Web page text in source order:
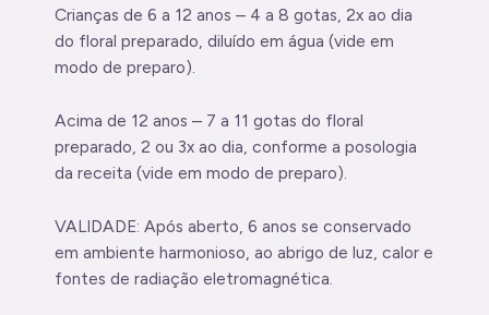
Crianças de 6 a 12 anos – 4 a 8 gotas, 2x ao dia
do floral preparado, diluído em água (vide em
modo de preparo).
Acima de 12 anos – 7 a 11 gotas do floral
preparado, 2 ou 3x ao dia, conforme a posologia
da receita (vide em modo de preparo).
VALIDADE: Após aberto, 6 anos se conservado
em ambiente harmonioso, ao abrigo de luz, calor e
fontes de radiação eletromagnética.